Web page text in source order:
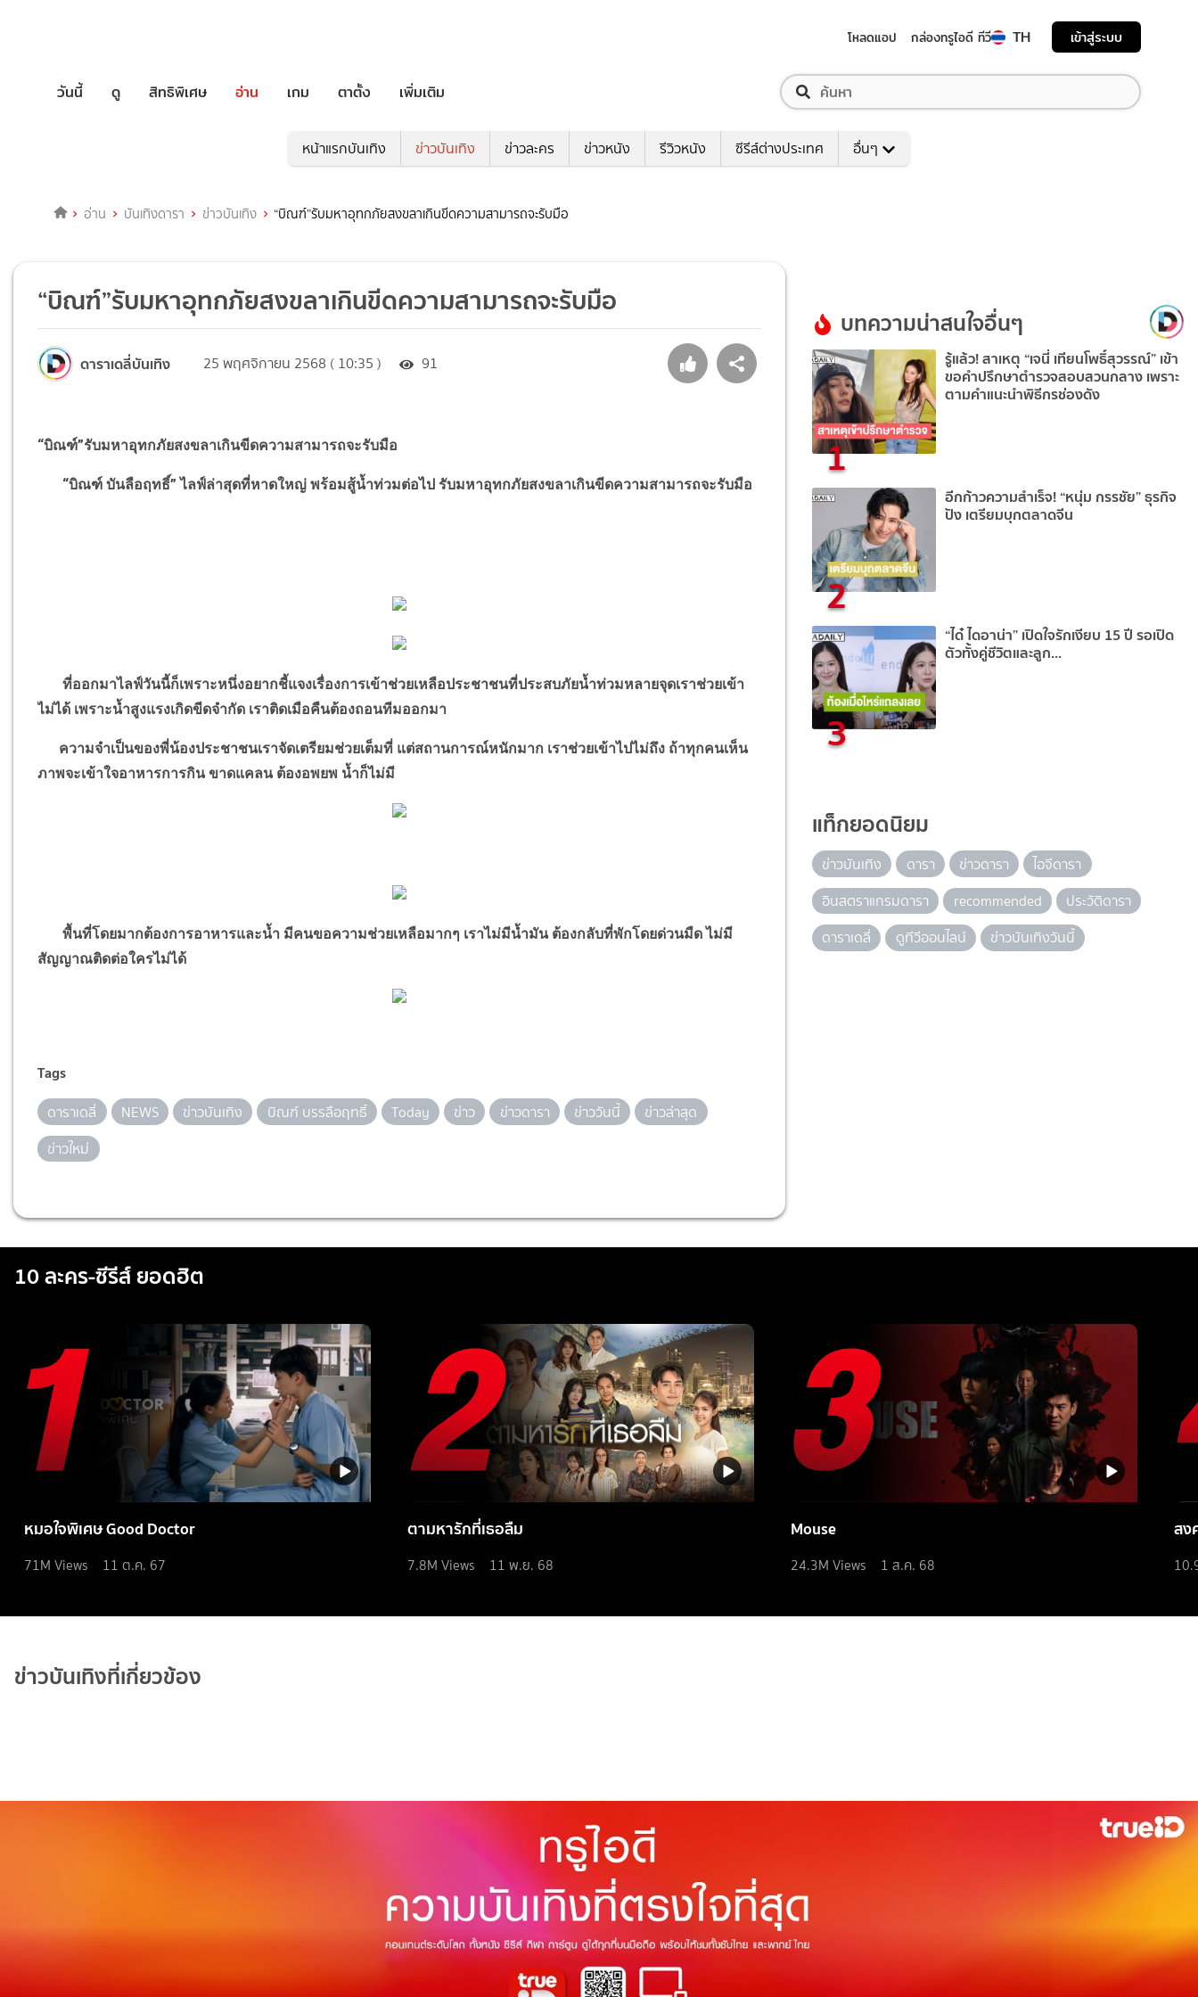
โหลดแอป กล่องทรูไอดี ทีวี TH เข้าสู่ระบบ
วันนี้ ดู สิทธิพิเศษ อ่าน เกม ตาตั้ง เพิ่มเติม
หน้าแรกบันเทิง ข่าวบันเทิง ข่าวละคร ข่าวหนัง รีวิวหนัง ซีรีส์ต่างประเทศ อื่นๆ
อ่าน บันเทิงดารา ข่าวบันเทิง “บิณฑ์”รับมหาอุทกภัยสงขลาเกินขีดความสามารถจะรับมือ
“บิณฑ์”รับมหาอุทกภัยสงขลาเกินขีดความสามารถจะรับมือ
ดาราเดลี่บันเทิง 25 พฤศจิกายน 2568 ( 10:35 ) 91
“บิณฑ์”รับมหาอุทกภัยสงขลาเกินขีดความสามารถจะรับมือ
“บิณฑ์ บันลือฤทธิ์”ไลฟ์ล่าสุดที่หาดใหญ่ พร้อมสู้น้ำท่วมต่อไป รับมหาอุทกภัยสงขลาเกินขีดความสามารถจะรับมือ
ที่ออกมาไลฟ์วันนี้ก็เพราะหนึ่งอยากชี้แจงเรื่องการเข้าช่วยเหลือประชาชนที่ประสบภัยน้ำท่วมหลายจุดเราช่วยเข้า
ไม่ได้ เพราะน้ำสูงแรงเกิดขีดจำกัด เราติดเมือคืนต้องถอนทีมออกมา
ความจำเป็นของพี่น้องประชาชนเราจัดเตรียมช่วยเต็มที่ แต่สถานการณ์หนักมาก เราช่วยเข้าไปไม่ถึง ถ้าทุกคนเห็น
ภาพจะเข้าใจอาหารการกิน ขาดแคลน ต้องอพยพ น้ำก็ไม่มี
พื้นที่โดยมากต้องการอาหารและน้ำ มีคนขอความช่วยเหลือมากๆ เราไม่มีน้ำมัน ต้องกลับที่พักโดยด่วนมืด ไม่มี
สัญญาณติดต่อใครไม่ได้
Tags
ดาราเดลี่ NEWS ข่าวบันเทิง บิณฑ์ บรรลือฤทธิ์ Today ข่าว ข่าวดารา ข่าววันนี้
ข่าวล่าสุด
ข่าวใหม่
บทความน่าสนใจอื่นๆ
1
รู้แล้ว! สาเหตุ “เจนี่ เทียนโพธิ์สุวรรณ์” เข้า
ขอคำปรึกษาตำรวจสอบสวนกลาง เพราะ
ตามคำแนะนำพิธีกรช่องดัง
2
อีกก้าวความสำเร็จ! “หนุ่ม กรรชัย” ธุรกิจ
ปัง เตรียมบุกตลาดจีน
3
“ได๋ ไดอาน่า” เปิดใจรักเงียบ 15 ปี รอเปิด
ตัวทั้งคู่ชีวิตและลูก...
แท็กยอดนิยม
ข่าวบันเทิง ดารา ข่าวดารา
ไอจีดารา
อินสตราแกรมดารา
recommended
ประวัติดารา
ดาราเดลี่
ดูทีวีออนไลน์ ข่าวบันเทิงวันนี้
10 ละคร-ซีรีส์ ยอดฮิต
หมอใจพิเศษ Good Doctor
71M Views 11 ต.ค. 67
ตามหารักที่เธอลืม
7.8M Views 11 พ.ย. 68
Mouse
24.3M Views 1 ส.ค. 68
สง
ข่าวบันเทิงที่เกี่ยวข้อง